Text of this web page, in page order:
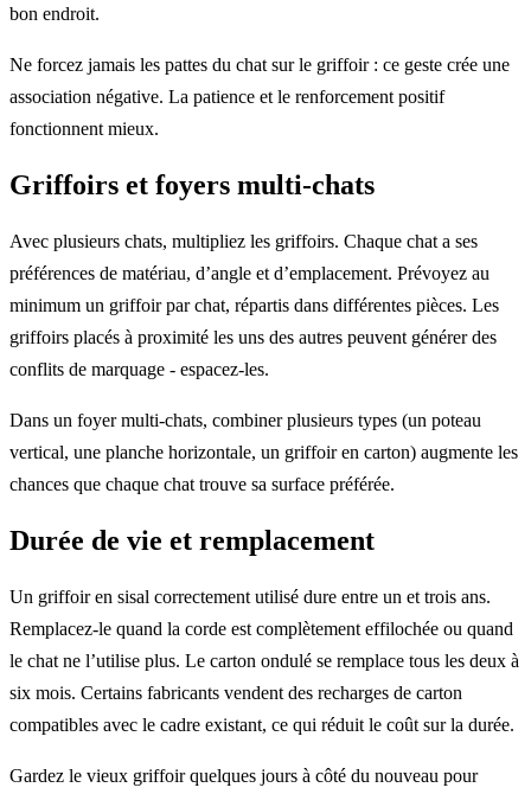
bon endroit.
Ne forcez jamais les pattes du chat sur le griffoir : ce geste crée une
association négative. La patience et le renforcement positif
fonctionnent mieux.
Griffoirs et foyers multi-chats
Avec plusieurs chats, multipliez les griffoirs. Chaque chat a ses
préférences de matériau, d’angle et d’emplacement. Prévoyez au
minimum un griffoir par chat, répartis dans différentes pièces. Les
griffoirs placés à proximité les uns des autres peuvent générer des
conflits de marquage - espacez-les.
Dans un foyer multi-chats, combiner plusieurs types (un poteau
vertical, une planche horizontale, un griffoir en carton) augmente les
chances que chaque chat trouve sa surface préférée.
Durée de vie et remplacement
Un griffoir en sisal correctement utilisé dure entre un et trois ans.
Remplacez-le quand la corde est complètement effilochée ou quand
le chat ne l’utilise plus. Le carton ondulé se remplace tous les deux à
six mois. Certains fabricants vendent des recharges de carton
compatibles avec le cadre existant, ce qui réduit le coût sur la durée.
Gardez le vieux griffoir quelques jours à côté du nouveau pour